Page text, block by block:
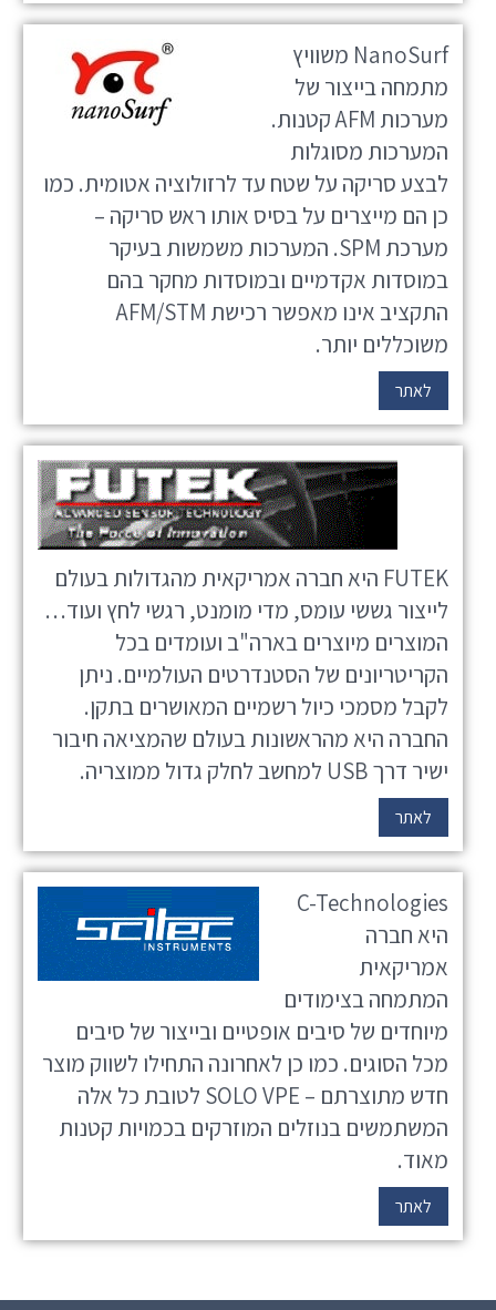
NanoSurf משוויץ
מתמחה בייצור של
מערכות AFM קטנות.
המערכות מסוגלות
לבצע סריקה על שטח עד לרזולוציה אטומית. כמו
כן הם מייצרים על בסיס אותו ראש סריקה –
מערכת SPM. המערכות משמשות בעיקר
במוסדות אקדמיים ובמוסדות מחקר בהם
התקציב אינו מאפשר רכישת AFM/STM
משוכללים יותר.
לאתר
FUTEK היא חברה אמריקאית מהגדולות בעולם
לייצור גששי עומס, מדי מומנט, רגשי לחץ ועוד…
המוצרים מיוצרים בארה"ב ועומדים בכל
הקריטריונים של הסטנדרטים העולמיים. ניתן
לקבל מסמכי כיול רשמיים המאושרים בתקן.
החברה היא מהראשונות בעולם שהמציאה חיבור
ישיר דרך USB למחשב לחלק גדול ממוצריה.
לאתר
C-Technologies
היא חברה
אמריקאית
המתמחה בצימודים
מיוחדים של סיבים אופטיים ובייצור של סיבים
מכל הסוגים. כמו כן לאחרונה התחילו לשווק מוצר
חדש מתוצרתם – SOLO VPE לטובת כל אלה
המשתמשים בנוזלים המוזרקים בכמויות קטנות
מאוד.
לאתר